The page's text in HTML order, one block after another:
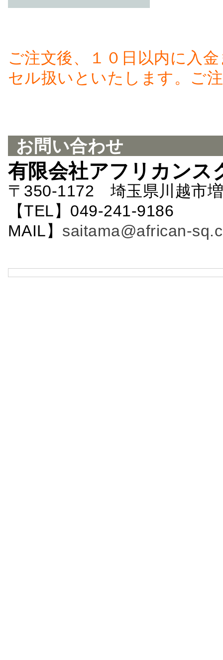
ご注文後、１０日以内に入
セル扱いといたします。ご
お問い合わせ
有限会社アフリカンス
〒350-1172 埼玉県川越市
【TEL】049-241-
MAIL】 saitama@african-